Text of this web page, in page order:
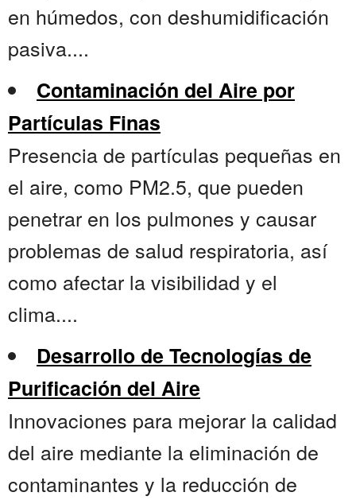
en húmedos, con deshumidificación
pasiva....
Contaminación del Aire por
Partículas Finas
Presencia de partículas pequeñas en
el aire, como PM2.5, que pueden
penetrar en los pulmones y causar
problemas de salud respiratoria, así
como afectar la visibilidad y el
clima....
Desarrollo de Tecnologías de
Purificación del Aire
Innovaciones para mejorar la calidad
del aire mediante la eliminación de
contaminantes y la reducción de